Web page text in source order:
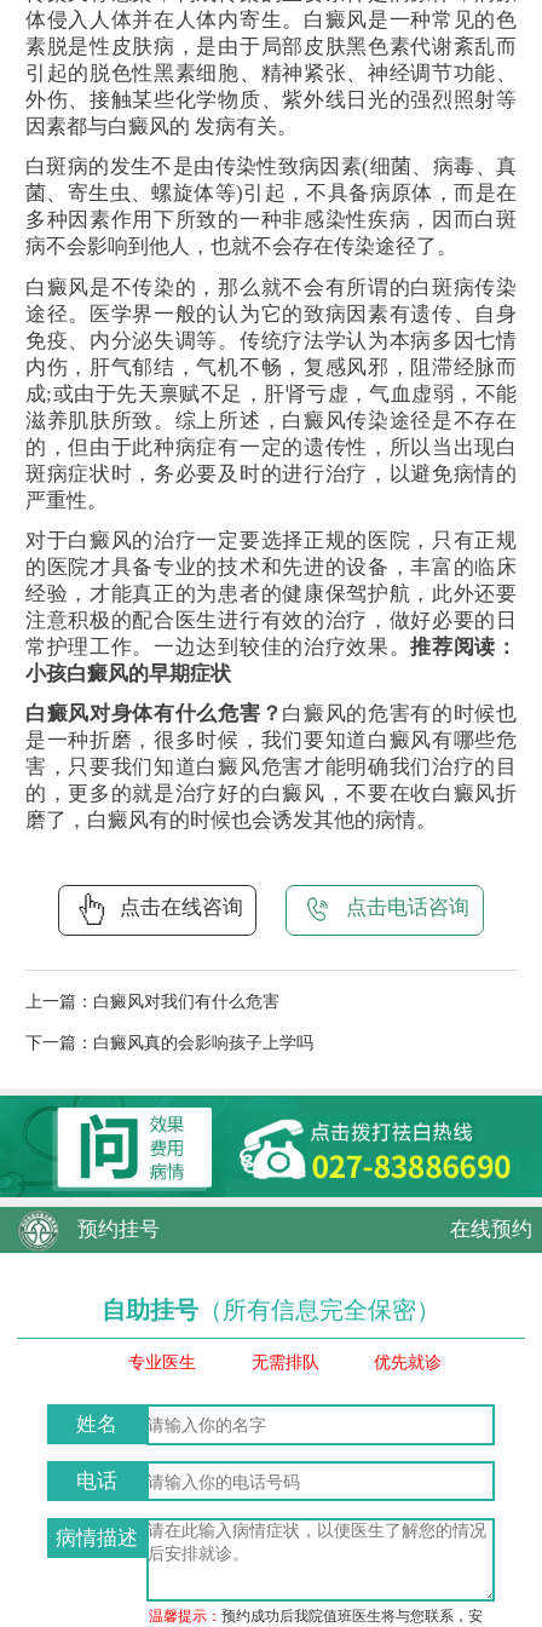
体侵入人体并在人体内寄生。白癜风是一种常见的色
素脱是性皮肤病，是由于局部皮肤黑色素代谢紊乱而
引起的脱色性黑素细胞、精神紧张、神经调节功能、
外伤、接触某些化学物质、紫外线日光的强烈照射等
因素都与白癜风的 发病有关。
白斑病的发生不是由传染性致病因素(细菌、病毒、真
菌、寄生虫、螺旋体等)引起，不具备病原体，而是在
多种因素作用下所致的一种非感染性疾病，因而白斑
病不会影响到他人，也就不会存在传染途径了。
白癜风是不传染的，那么就不会有所谓的白斑病传染
途径。医学界一般的认为它的致病因素有遗传、自身
免疫、内分泌失调等。传统疗法学认为本病多因七情
内伤，肝气郁结，气机不畅，复感风邪，阻滞经脉而
成;或由于先天禀赋不足，肝肾亏虚，气血虚弱，不能
滋养肌肤所致。综上所述，白癜风传染途径是不存在
的，但由于此种病症有一定的遗传性，所以当出现白
斑病症状时，务必要及时的进行治疗，以避免病情的
严重性。
对于白癜风的治疗一定要选择正规的医院，只有正规
的医院才具备专业的技术和先进的设备，丰富的临床
经验，才能真正的为患者的健康保驾护航，此外还要
注意积极的配合医生进行有效的治疗，做好必要的日
常护理工作。一边达到较佳的治疗效果。推荐阅读：
小孩白癜风的早期症状
白癜风对身体有什么危害？ 白癜风的危害有的时候也
是一种折磨，很多时候，我们要知道白癜风有哪些危
害，只要我们知道白癜风危害才能明确我们治疗的目
的，更多的就是治疗好的白癜风，不要在收白癜风折
磨了，白癜风有的时候也会诱发其他的病情。
点击在线咨询 点击电话咨询
上一篇： 白癜风对我们有什么危害
下一篇： 白癜风真的会影响孩子上学吗
预约挂号 在线预约
自助挂号 （所有信息完全保密）
专业医生 无需排队 优先就诊
姓名
电话
病情描述
温馨提示：预约成功后我院值班医生将与您联系，安